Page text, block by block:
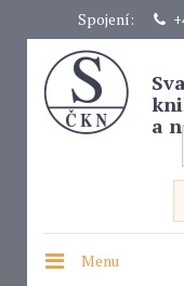
Spojení:
a
Menu